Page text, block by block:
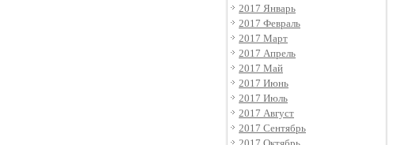
2017 Январь
2017 Февраль
2017 Март
2017 Апрель
2017 Май
2017 Июнь
2017 Июль
2017 Август
2017 Сентябрь